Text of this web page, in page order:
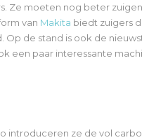
Ze moeten nog beter
van Makita biedt zuigers
de stand is ook de
een paar interessante
introduceren ze de vol